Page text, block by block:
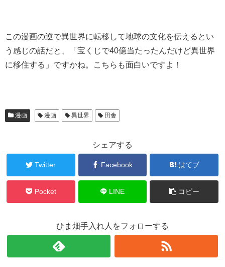
この漫画の逆で異世界に転移して地球の文化を伝えるとい
う感じの話だと、「宝くじで40億当たったんだけど異世界
に移住する」ですかね。こちらも面白いですよ！
漫画 漫画 異世界 田舎
シェアする
Twitter Facebook はてブ
Pocket LINE コピー
ひま畑手入れ人をフォローする